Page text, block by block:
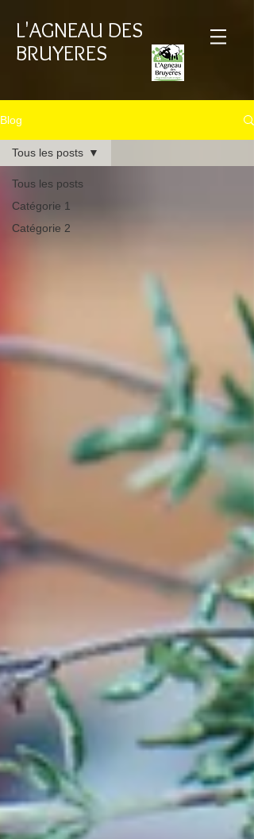
L'AGNEAU DES
BRUYERES
Blog
Tous les posts
Catégorie 1
Catégorie 2
Tous les posts